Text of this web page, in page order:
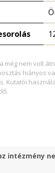
még nem volt
hiányos
Kutatói
intézmény